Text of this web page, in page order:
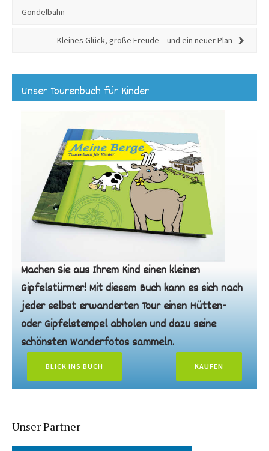
Gondelbahn
Kleines Glück, große Freude – und ein neuer Plan
Unser Tourenbuch für Kinder
Machen Sie aus Ihrem Kind einen kleinen
Gipfelstürmer! Mit diesem Buch kann es sich nach
jeder selbst erwanderten Tour einen Hütten-
oder Gipfelstempel abholen und dazu seine
schönsten Wanderfotos sammeln.
BLICK INS BUCH KAUFEN
Unser Partner